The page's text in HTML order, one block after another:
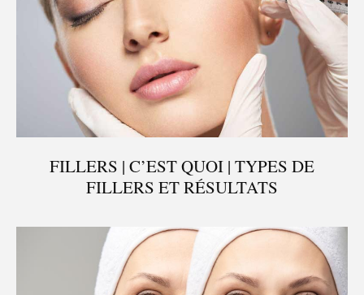
FILLERS | C’EST QUOI | TYPES DE
FILLERS ET RÉSULTATS